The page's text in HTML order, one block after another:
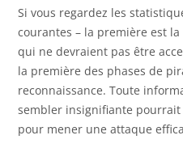
Si vous regardez les
courantes – la première est
qui ne devraient pas être
la première des phases de
reconnaissance. Toute
sembler insignifiante pourrait
pour mener une attaque